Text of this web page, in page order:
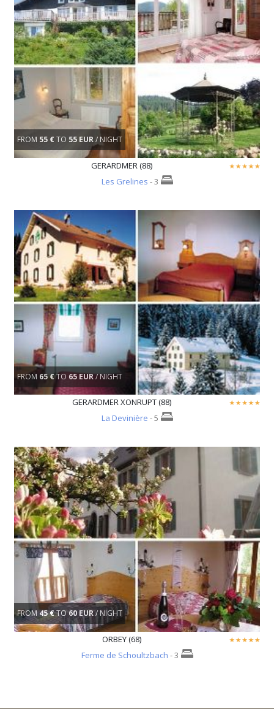
FROM 55 €TO 55 EUR/ NIGHT
GERARDMER (88)
Les Grelines - 3
FROM 65 €TO 65 EUR/ NIGHT
GERARDMER XONRUPT (88)
La Devinière - 5
FROM 45 €TO60 EUR/ NIGHT
ORBEY (68)
Ferme de Schoultzbach - 3